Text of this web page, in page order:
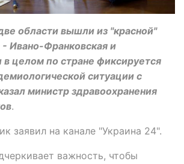
области вышли из "красной"
- Ивано-Франковская и
в целом по стране фиксируется
ситуации с
министр здравоохранения
.
заявил на канале "Украина 24".
важность, чтобы